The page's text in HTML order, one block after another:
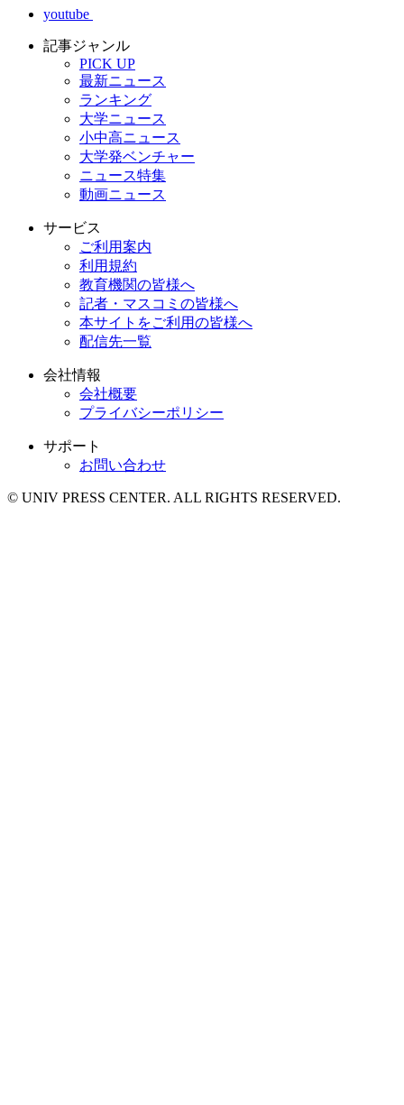
youtube
記事ジャンル
PICK UP
最新ニュース
ランキング
大学ニュース
小中高ニュース
大学発ベンチャー
ニュース特集
動画ニュース
サービス
ご利用案内
利用規約
教育機関の皆様へ
記者・マスコミの皆様へ
本サイトをご利用の皆様へ
配信先一覧
会社情報
会社概要
プライバシーポリシー
サポート
お問い合わせ
© UNIV PRESS CENTER. ALL RIGHTS RESERVED.